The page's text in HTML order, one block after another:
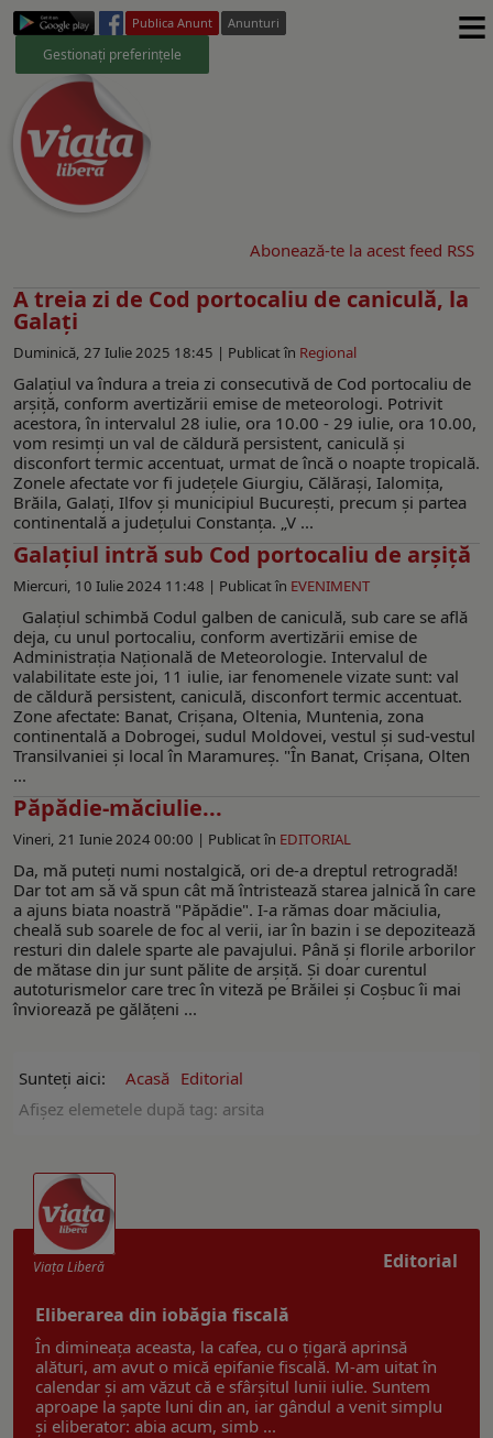
Publica Anunt Anunturi
Gestionați preferințele ≡
Abonează-te la acest feed RSS
A treia zi de Cod portocaliu de caniculă, la
Galaţi
Duminică, 27 Iulie 2025 18:45 | Publicat în Regional
Galaţiul va îndura a treia zi consecutivă de Cod portocaliu de
arşiţă, conform avertizării emise de meteorologi. Potrivit
acestora, în intervalul 28 iulie, ora 10.00 - 29 iulie, ora 10.00,
vom resimţi un val de căldură persistent, caniculă și
disconfort termic accentuat, urmat de încă o noapte tropicală.
Zonele afectate vor fi județele Giurgiu, Călărași, Ialomița,
Brăila, Galați, Ilfov și municipiul București, precum și partea
continentală a județului Constanța. „V ...
Galațiul intră sub Cod portocaliu de arșiță
Miercuri, 10 Iulie 2024 11:48 | Publicat în EVENIMENT
Galațiul schimbă Codul galben de caniculă, sub care se află
deja, cu unul portocaliu, conform avertizării emise de
Administrația Națională de Meteorologie. Intervalul de
valabilitate este joi, 11 iulie, iar fenomenele vizate sunt: val
de căldură persistent, caniculă, disconfort termic accentuat.
Zone afectate: Banat, Crișana, Oltenia, Muntenia, zona
continentală a Dobrogei, sudul Moldovei, vestul și sud-vestul
Transilvaniei și local în Maramureș. "În Banat, Crișana, Olten
...
Păpădie-măciulie...
Vineri, 21 Iunie 2024 00:00 | Publicat în EDITORIAL
Da, mă puteți numi nostalgică, ori de-a dreptul retrogradă!
Dar tot am să vă spun cât mă întristează starea jalnică în care
a ajuns biata noastră "Păpădie". I-a rămas doar măciulia,
cheală sub soarele de foc al verii, iar în bazin i se depozitează
resturi din dalele sparte ale pavajului. Până și florile arborilor
de mătase din jur sunt pălite de arșiță. Și doar curentul
autoturismelor care trec în viteză pe Brăilei și Coșbuc îi mai
înviorează pe gălățeni ...
Sunteți aici: Acasă Editorial
Afişez elemetele după tag: arsita
Editorial
Viaţa Liberă
Eliberarea din iobăgia fiscală
În dimineața aceasta, la cafea, cu o țigară aprinsă
alături, am avut o mică epifanie fiscală. M-am uitat în
calendar și am văzut că e sfârșitul lunii iulie. Suntem
aproape la șapte luni din an, iar gândul a venit simplu
și eliberator: abia acum, simb ...